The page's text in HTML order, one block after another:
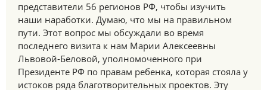
представители 56 регионов РФ, чтобы изучить
наши наработки. Думаю, что мы на правильном
пути. Этот вопрос мы обсуждали во время
последнего визита к нам Марии Алексеевны
Львовой-Беловой, уполномоченного при
Президенте РФ по правам ребенка, которая стояла у
истоков ряда благотворительных проектов. Эту